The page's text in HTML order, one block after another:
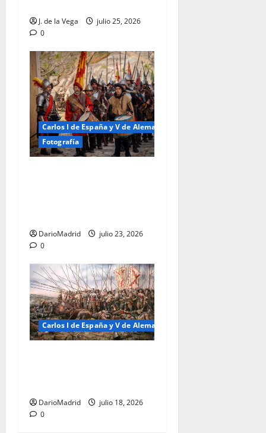
J. de la Vega
julio 25, 2026
0
Carlos I de España y V de Alemania
Fotografía
DarioMadrid
julio 23, 2026
0
Carlos I de España y V de Alemania
DarioMadrid
julio 18, 2026
0